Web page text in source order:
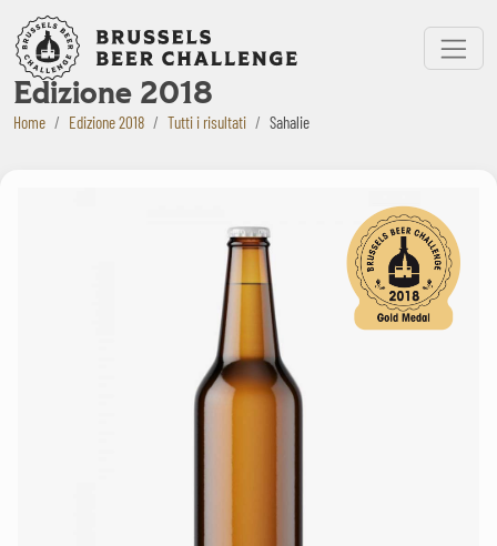
Bruxelles Beer Challenge
Menu
Edizione 2018
Home Edizione 2018 Tutti i risultati Sahalie